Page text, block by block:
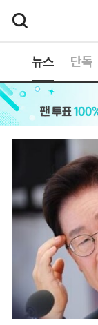
뉴스 단독